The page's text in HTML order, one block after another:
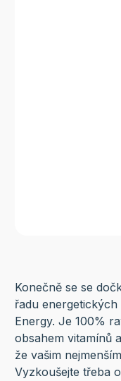
Konečně se se
řadu
Energy. Je 100%
obsahem vitamínů
že vašim
Vyzkoušejte třeba